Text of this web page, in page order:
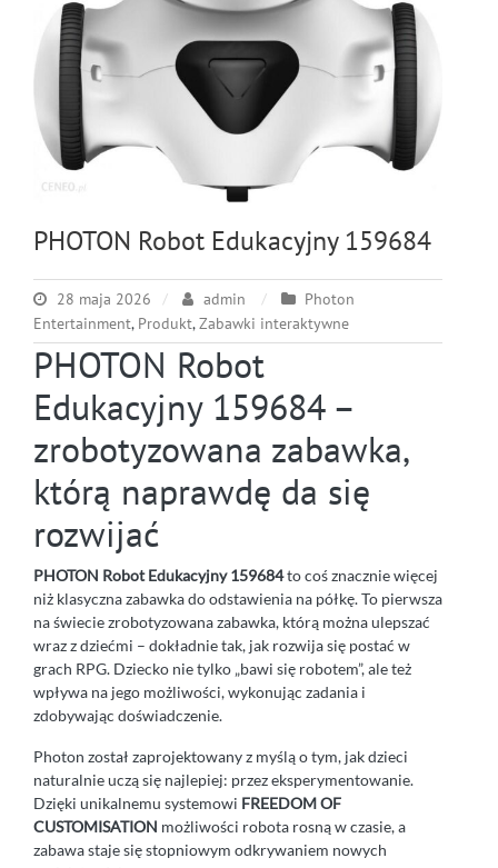
PHOTON Robot Edukacyjny 159684
28 maja 2026 admin
Photon
Entertainment, Produkt,Zabawki interaktywne
PHOTON Robot
Edukacyjny 159684 –
zrobotyzowana zabawka,
którą naprawdę da się
rozwijać
PHOTON Robot Edukacyjny 159684to coś znacznie więcej
niż klasyczna zabawka do odstawienia na półkę. To pierwsza
na świecie zrobotyzowana zabawka, którą można ulepszać
wraz z dziećmi – dokładnie tak, jak rozwija się postać w
grach RPG. Dziecko nie tylko „bawi się robotem”, ale też
wpływa na jego możliwości, wykonując zadania i
zdobywając doświadczenie.
Photon został zaprojektowany z myślą o tym, jak dzieci
naturalnie uczą się najlepiej: przez eksperymentowanie.
Dzięki unikalnemu systemowi FREEDOM OF
CUSTOMISATION możliwości robota rosną w czasie, a
zabawa staje się stopniowym odkrywaniem nowych